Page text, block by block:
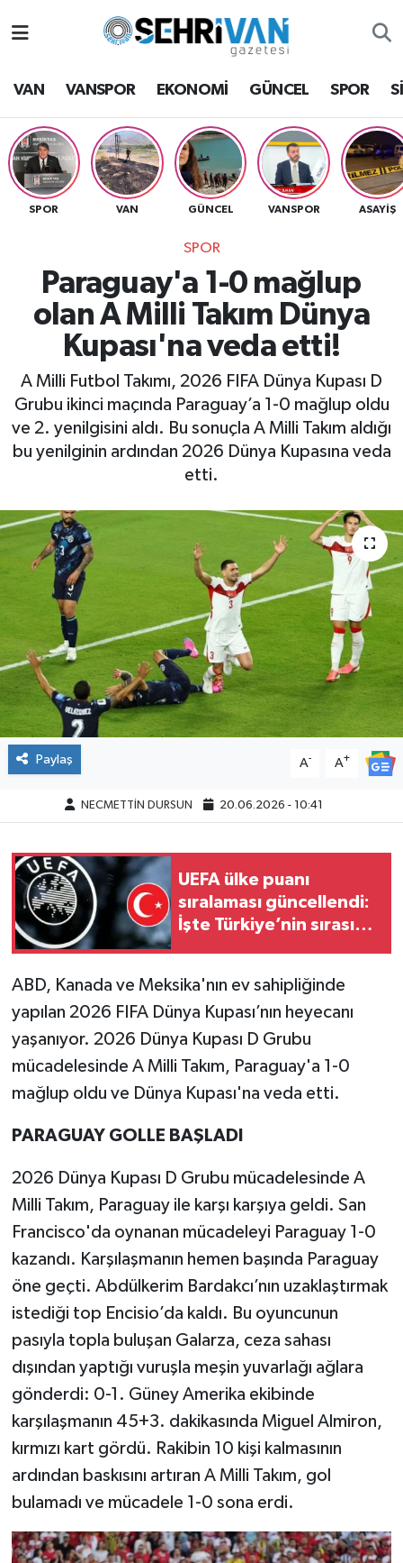
VAN VANSPOR EKONOMİ GÜNCEL SPOR
SPOR VAN GÜNCEL VANSPOR ASAYİŞ
SPOR
Paraguay'a 1-0 mağlup
olan A Milli Takım Dünya
Kupası'na veda etti!
A Milli Futbol Takımı, 2026 FIFA Dünya Kupası D
Grubu ikinci maçında Paraguay’a 1-0 mağlup oldu
ve 2. yenilgisini aldı. Bu sonuçla A Milli Takım aldığı
bu yenilginin ardından 2026 Dünya Kupasına veda
etti.
Paylaş A- A+
NECMETTİN DURSUN 20.06.2026 - 10:41
UEFA ülke puanı
sıralaması güncellendi:
İşte Türkiye’nin sırası…
ABD, Kanada ve Meksika'nın ev sahipliğinde
yapılan 2026 FIFA Dünya Kupası’nın heyecanı
yaşanıyor. 2026 Dünya Kupası D Grubu
mücadelesinde A Milli Takım, Paraguay'a 1-0
mağlup oldu ve Dünya Kupası'na veda etti.
PARAGUAY GOLLE BAŞLADI
2026 Dünya Kupası D Grubu mücadelesinde A
Milli Takım, Paraguay ile karşı karşıya geldi. San
Francisco'da oynanan mücadeleyi Paraguay 1-0
kazandı. Karşılaşmanın hemen başında Paraguay
öne geçti. Abdülkerim Bardakcı’nın uzaklaştırmak
istediği top Encisio’da kaldı. Bu oyuncunun
pasıyla topla buluşan Galarza, ceza sahası
dışından yaptığı vuruşla meşin yuvarlağı ağlara
gönderdi: 0-1. Güney Amerika ekibinde
karşılaşmanın 45+3. dakikasında Miguel Almiron,
kırmızı kart gördü. Rakibin 10 kişi kalmasının
ardından baskısını artıran A Milli Takım, gol
bulamadı ve mücadele 1-0 sona erdi.
Van Hava Durumu
VAN Namaz Vakitleri
Van Trafik Yoğunluk Haritası
Süper Lig Puan Durumu ve Fikstür
Tüm Manşetler
Son Dakika Haberleri
Haber Arşivi